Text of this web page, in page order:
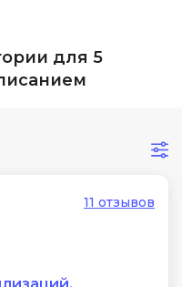
для 5
11 отзывов